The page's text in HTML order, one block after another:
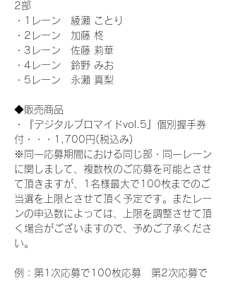
2部
・1レーン　綾瀬 ことり
・2レーン　加藤 柊
・3レーン　佐藤 莉華
・4レーン　鈴野 みお
・5レーン　永瀬 真梨
◆販売商品
・『デジタルブロマイドvol.5』個別握手券
付・・・1,700円(税込み)
※同一応募期間における同じ部・同一レーン
に関しまして、複数枚のご応募を可能とさせ
て頂きますが、1名様最大で100枚までのご
当選を上限とさせて頂く予定です。またレー
ンの申込数によっては、上限を調整させて頂
く場合がございますので、予めご了承くださ
い。
例：第1次応募で100枚応募　第2次応募で